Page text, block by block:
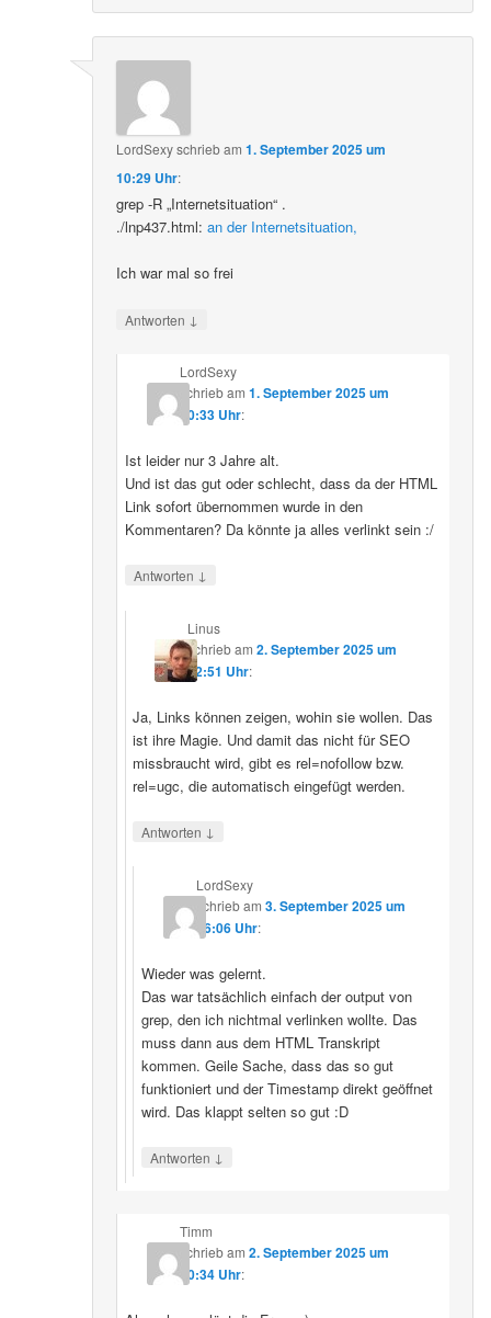
LordSexyschriebam1. September 2025 um
10:29 Uhr:
grep -R „Internetsituation“ .
./lnp437.html:an der Internetsituation,
Ich war mal so frei
Antworten ↓
LordSexy
schriebam 1. September 2025 um
10:33 Uhr:
Ist leider nur 3 Jahre alt.
Und ist das gut oder schlecht, dass da der HTML
Link sofort übernommen wurde in den
Kommentaren? Da könnte ja alles verlinkt sein :/
Antworten ↓
Linus
schriebam2. September 2025 um
12:51 Uhr:
Ja, Links können zeigen, wohin sie wollen. Das
ist ihre Magie. Und damit das nicht für SEO
missbraucht wird, gibt es rel=nofollow bzw.
rel=ugc, die automatisch eingefügt werden.
Antworten ↓
LordSexy
schriebam 3. September 2025 um
16:06 Uhr:
Wieder was gelernt.
Das war tatsächlich einfach der output von
grep, den ich nichtmal verlinken wollte. Das
muss dann aus dem HTML Transkript
kommen. Geile Sache, dass das so gut
funktioniert und der Timestamp direkt geöffnet
wird. Das klappt selten so gut :D
Antworten ↓
Timm
schriebam 2. September 2025 um
10:34 Uhr: